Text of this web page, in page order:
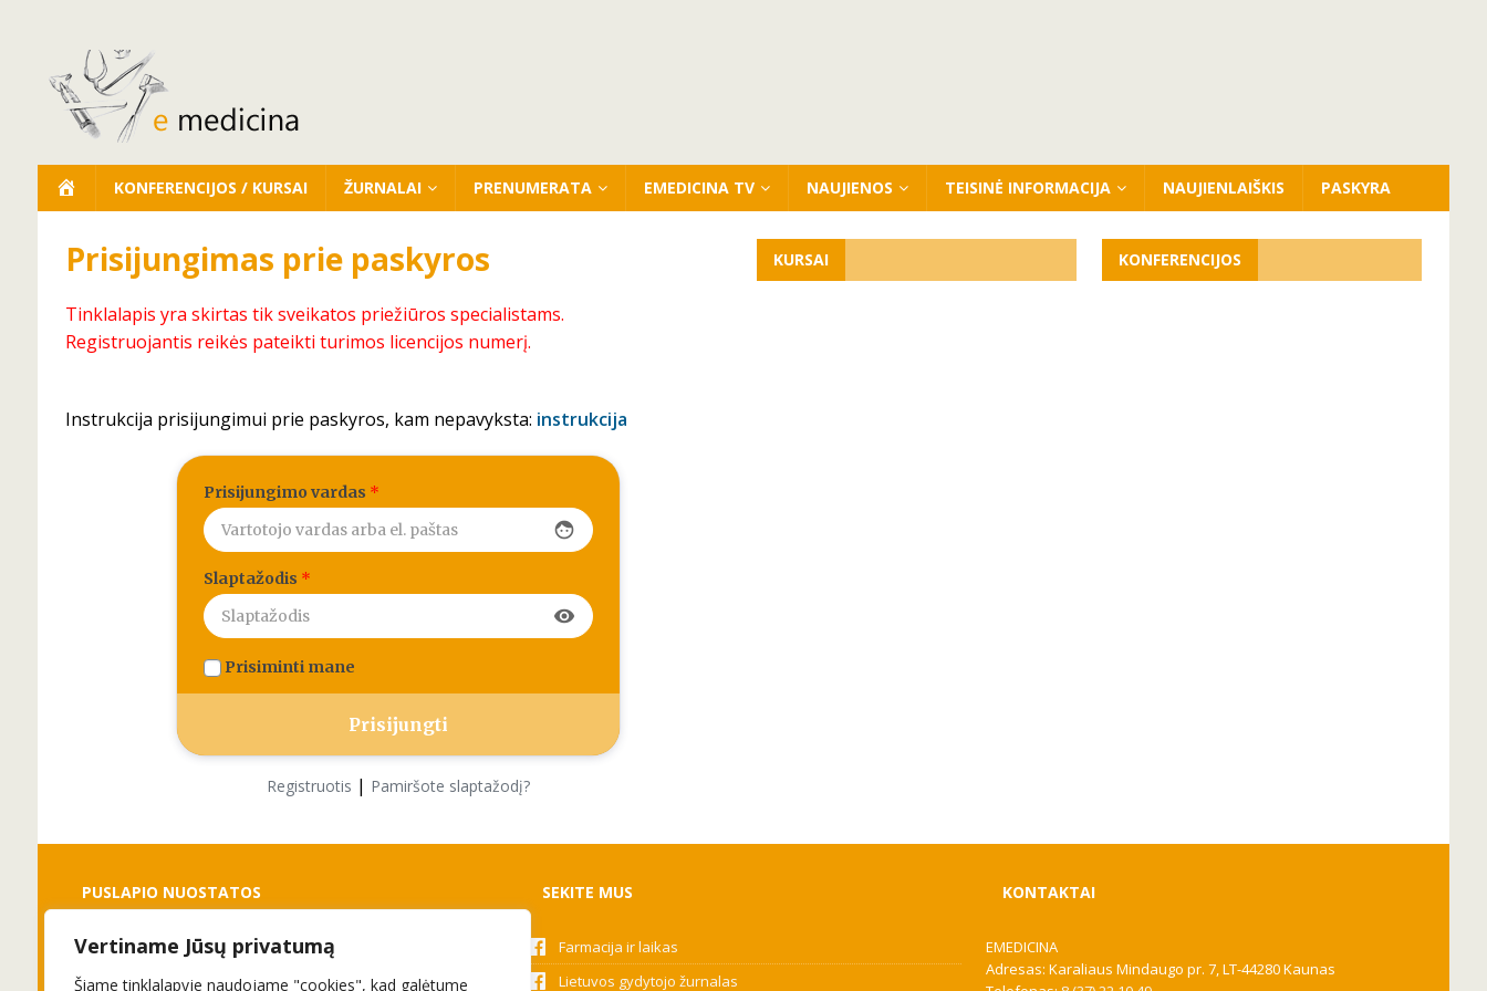
Vertiname Jūsų privatumą
Šiame tinklalapyje naudojame "cookies", kad galėtume
KONFERENCIJOS / KURSAI ŽURNALAI PRENUMERATA EMEDICINA TV NAUJIENOS TEISINĖ INFORMACIJA NAUJIENLAIŠKIS PASKYRA
Prisijungimas prie paskyros
Tinklalapis yra skirtas tik sveikatos priežiūros specialistams.
Registruojantis reikės pateikti turimos licencijos numerį.
Instrukcija prisijungimui prie paskyros, kam nepavyksta: instrukcija
Prisijungimo vardas *
face
Slaptažodis *
visibility
Prisiminti mane
Registruotis | Pamiršote slaptažodį?
KURSAI KONFERENCIJOS
PUSLAPIO NUOSTATOS
Slapukai
Privatumo politika
SEKITE MUS
Farmacija ir laikas
Lietuvos gydytojo žurnalas
KONTAKTAI
EMEDICINA
Adresas: Karaliaus Mindaugo pr. 7, LT-44280 Kaunas